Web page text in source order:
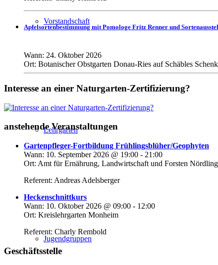
Vorstandschaft
Lehrgarten
Jugendgruppen
Apfelsortenbestimmung mit Pomologe Fritz Renner und
Wann: 24. Oktober 2026
Ort: Botanischer Obstgarten Donau-Ries auf Schäbles
Interesse an einer Naturgarten-Zertifizierung?
anstehende Veranstaltungen
Gartenpfleger-Fortbildung Frühlingsblüher/Geophyten
Wann: 10. September 2026 @ 19:00 - 21:00
Ort: Amt für Ernährung, Landwirtschaft und Forsten
Referent: Andreas Adelsberger
Heckenschnittkurs
Wann: 10. Oktober 2026 @ 09:00 - 12:00
Ort: Kreislehrgarten Monheim
Referent: Charly Rembold
Geschäftsstelle